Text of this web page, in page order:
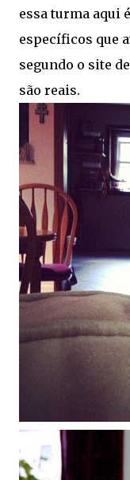
essa turma aqui
específicos que
segundo o site
são reais.